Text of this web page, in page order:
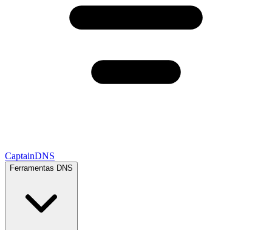
CaptainDNS
Ferramentas DNS